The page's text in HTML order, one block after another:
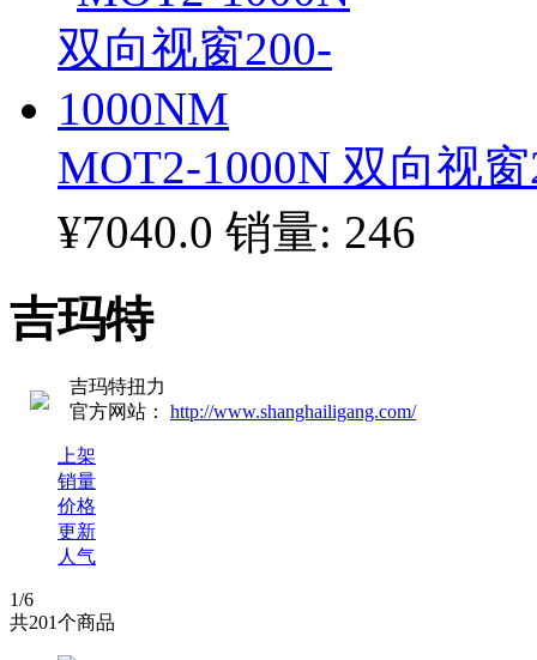
MOT2-1000N 双向视
¥7040.0 销量: 246
吉玛特
吉玛特扭力
官方网站： http://www.shanghailigang.com/
上架
销量
价格
更新
人气
1/6
共201个商品